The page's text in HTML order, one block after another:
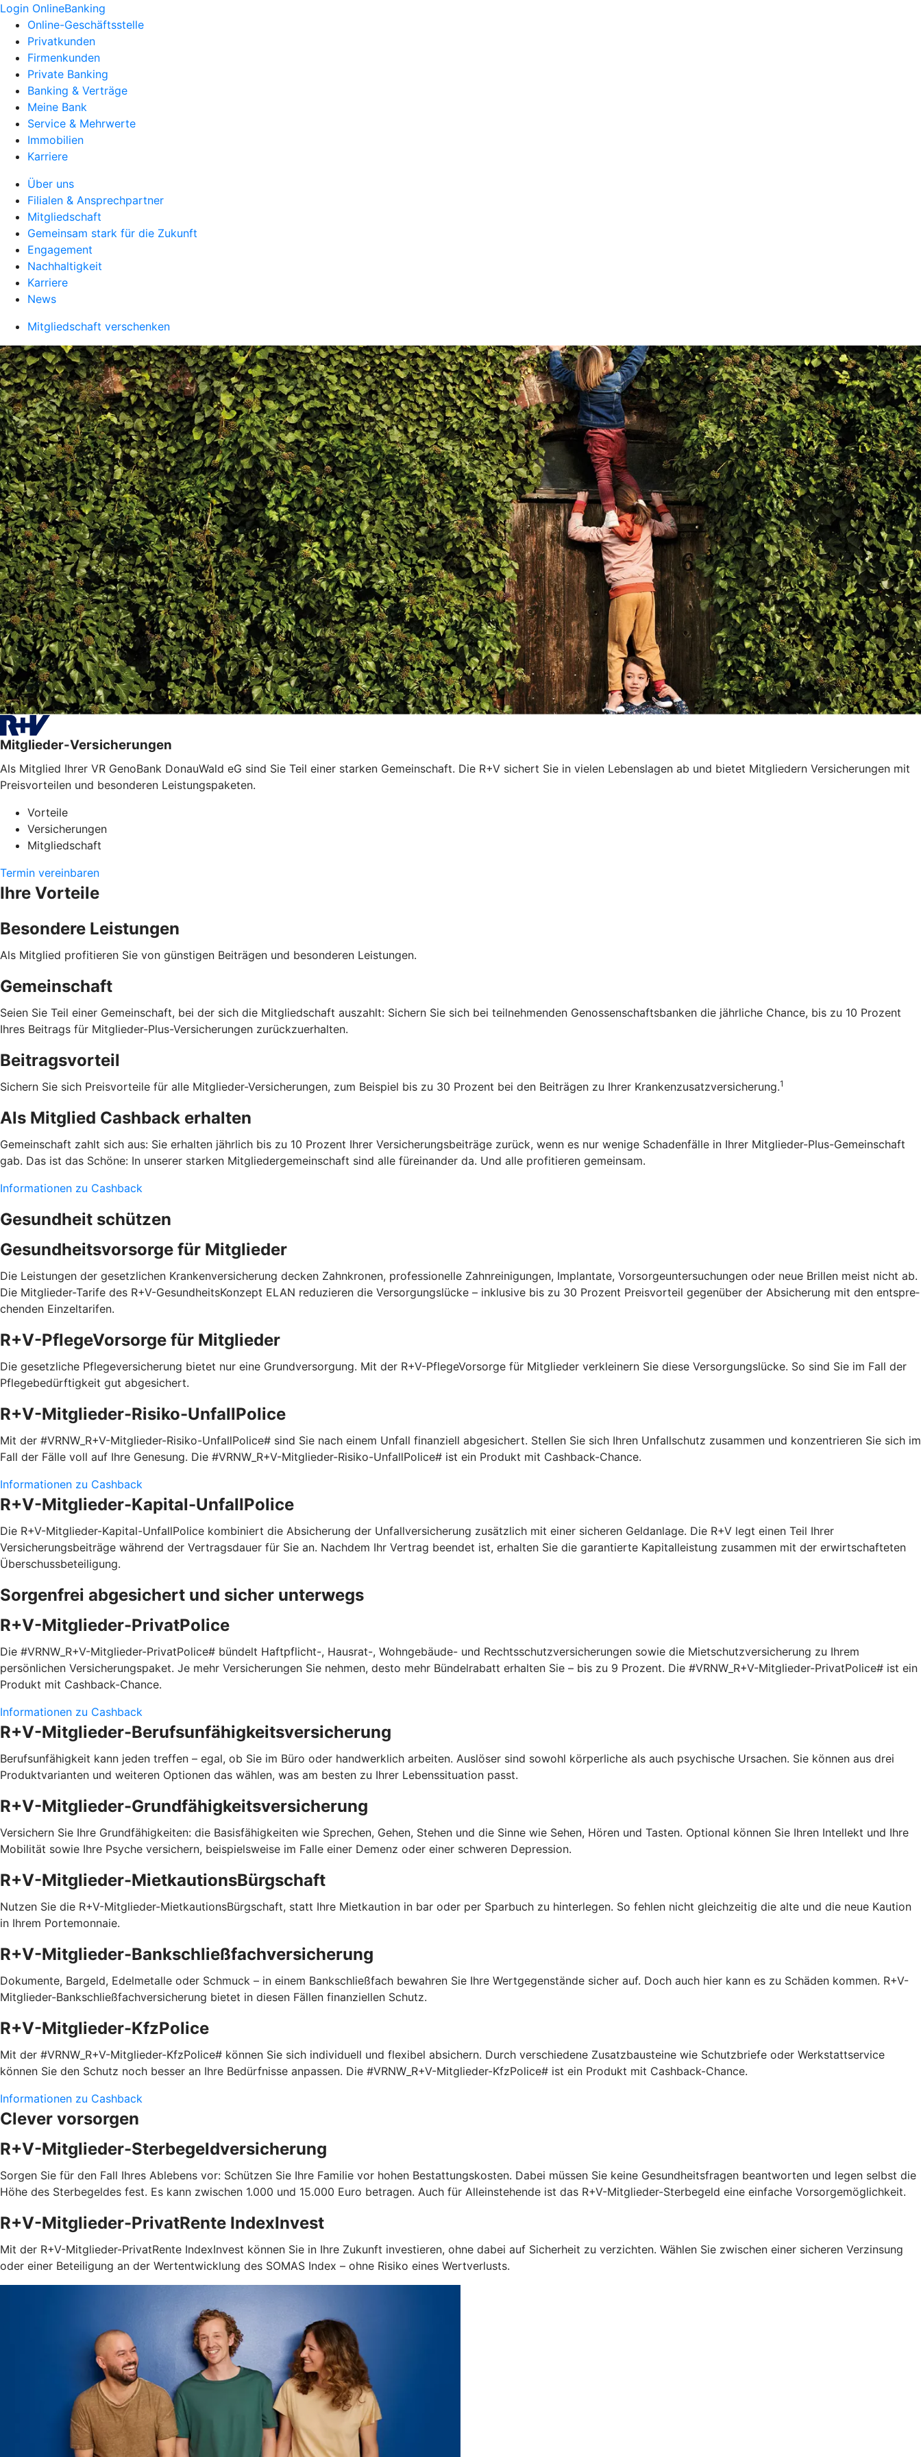
Login OnlineBanking
Online-Geschäftsstelle
Privatkunden
Firmenkunden
Private Banking
Banking & Verträge
Meine Bank
Service & Mehrwerte
Immobilien
Karriere
Über uns
Filialen & Ansprechpartner
Mitgliedschaft
Gemeinsam stark für die Zukunft
Engagement
Nachhaltigkeit
Karriere
News
Mitgliedschaft verschenken
Mitglieder-Versicherungen
Als Mitglied Ihrer VR GenoBank DonauWald eG sind Sie Teil einer starken Gemeinschaft. Die R+V sichert Sie in vielen Lebenslagen ab und bietet Mitgliedern Versicherungen mit
Preisvorteilen und besonderen Leistungspaketen.
Vorteile
Versicherungen
Mitgliedschaft
Termin vereinbaren
Ihre Vorteile
Besondere Leistungen
Als Mitglied profitieren Sie von günstigen Beiträgen und besonderen Leistungen.
Gemeinschaft
Seien Sie Teil einer Gemeinschaft, bei der sich die Mitgliedschaft auszahlt: Sichern Sie sich bei teilnehmenden Genossenschaftsbanken die jährliche Chance, bis zu 10 Prozent
Ihres Beitrags für Mitglieder-Plus-Versicherungen zurückzuerhalten.
Beitragsvorteil
Sichern Sie sich Preisvorteile für alle Mitglieder-Versicherungen, zum Beispiel bis zu 30 Prozent bei den Beiträgen zu Ihrer Krankenzusatzversicherung.1
Als Mitglied Cashback erhalten
Gemeinschaft zahlt sich aus: Sie erhalten jährlich bis zu 10 Prozent Ihrer Versicherungsbeiträge zurück, wenn es nur wenige Schadenfälle in Ihrer Mitglieder-Plus-Gemeinschaft
gab. Das ist das Schöne: In unserer starken Mitgliedergemeinschaft sind alle füreinander da. Und alle profitieren gemeinsam.
Informationen zu Cashback
Gesundheit schützen
Gesundheitsvorsorge für Mitglieder
Die Leistungen der gesetzlichen Krankenversicherung decken Zahnkronen, professionelle Zahnreinigungen, Implantate, Vorsorgeuntersuchungen oder neue Brillen meist nicht ab.
Die Mitglieder-Tarife des R+V-GesundheitsKonzept ELAN reduzieren die Versorgungslücke – inklusive bis zu 30 Prozent Preis­vorteil gegenüber der Absicherung mit den entspre­
chenden Einzel­tarifen.
R+V-PflegeVorsorge für Mitglieder
Die gesetzliche Pflegeversicherung bietet nur eine Grundversorgung. Mit der R+V-PflegeVorsorge für Mitglieder verkleinern Sie diese Versorgungslücke. So sind Sie im Fall der
Pflegebedürftigkeit gut abgesichert.
R+V-Mitglieder-Risiko-UnfallPolice
Mit der #VRNW_R+V-Mitglieder-Risiko-UnfallPolice# sind Sie nach einem Unfall finanziell abgesichert. Stellen Sie sich Ihren Unfallschutz zusammen und konzentrieren Sie sich im
Fall der Fälle voll auf Ihre Genesung. Die #VRNW_R+V-Mitglieder-Risiko-UnfallPolice# ist ein Produkt mit Cashback-Chance.
Informationen zu Cashback
R+V-Mitglieder-Kapital-UnfallPolice
Die R+V-Mitglieder-Kapital-UnfallPolice kombiniert die Absicherung der Unfallversicherung zusätzlich mit einer sicheren Geldanlage. Die R+V legt einen Teil Ihrer
Versicherungsbeiträge während der Vertragsdauer für Sie an. Nachdem Ihr Vertrag beendet ist, erhalten Sie die garantierte Kapitalleistung zusammen mit der erwirtschafteten
Überschussbeteiligung.
Sorgenfrei abgesichert und sicher unterwegs
R+V-Mitglieder-PrivatPolice
Die #VRNW_R+V-Mitglieder-PrivatPolice# bündelt Haftpflicht-, Hausrat-, Wohngebäude- und Rechtsschutzversicherungen sowie die Mietschutzversicherung zu Ihrem
persönlichen Versicherungspaket. Je mehr Versicherungen Sie nehmen, desto mehr Bündelrabatt erhalten Sie – bis zu 9 Prozent. Die #VRNW_R+V-Mitglieder-PrivatPolice# ist ein
Produkt mit Cashback-Chance.
Informationen zu Cashback
R+V-Mitglieder-Berufsunfähigkeitsversicherung
Berufsunfähigkeit kann jeden treffen – egal, ob Sie im Büro oder handwerklich arbeiten. Auslöser sind sowohl körperliche als auch psychische Ursachen. Sie können aus drei
Produktvarianten und weiteren Optionen das wählen, was am besten zu Ihrer Lebenssituation passt.
R+V-Mitglieder-Grundfähigkeitsversicherung
Versichern Sie Ihre Grundfähigkeiten: die Basisfähigkeiten wie Sprechen, Gehen, Stehen und die Sinne wie Sehen, Hören und Tasten. Optional können Sie Ihren Intellekt und Ihre
Mobilität sowie Ihre Psyche versichern, beispielsweise im Falle einer Demenz oder einer schweren Depression.
R+V-Mitglieder-MietkautionsBürgschaft
Nutzen Sie die R+V-Mitglieder-MietkautionsBürgschaft, statt Ihre Mietkaution in bar oder per Sparbuch zu hinterlegen. So fehlen nicht gleichzeitig die alte und die neue Kaution
in Ihrem Portemonnaie.
R+V-Mitglieder-Bankschließfachversicherung
Dokumente, Bargeld, Edelmetalle oder Schmuck – in einem Bankschließfach bewahren Sie Ihre Wertgegenstände sicher auf. Doch auch hier kann es zu Schäden kommen. R+V-
Mitglieder-Bankschließfachversicherung bietet in diesen Fällen finanziellen Schutz.
R+V-Mitglieder-KfzPolice
Mit der #VRNW_R+V-Mitglieder-KfzPolice# können Sie sich individuell und flexibel absichern. Durch verschiedene Zusatzbausteine wie Schutzbriefe oder Werkstattservice
können Sie den Schutz noch besser an Ihre Bedürfnisse anpassen. Die #VRNW_R+V-Mitglieder-KfzPolice# ist ein Produkt mit Cashback-Chance.
Informationen zu Cashback
Clever vorsorgen
R+V-Mitglieder-Sterbegeldversicherung
Sorgen Sie für den Fall Ihres Ablebens vor: Schützen Sie Ihre Familie vor hohen Bestattungskosten. Dabei müssen Sie keine Gesundheitsfragen beantworten und legen selbst die
Höhe des Sterbegeldes fest. Es kann zwischen 1.000 und 15.000 Euro betragen. Auch für Alleinstehende ist das R+V-Mitglieder-Sterbegeld eine einfache Vorsorgemöglichkeit.
R+V-Mitglieder-PrivatRente IndexInvest
Mit der R+V-Mitglieder-PrivatRente IndexInvest können Sie in Ihre Zukunft investieren, ohne dabei auf Sicherheit zu verzichten. Wählen Sie zwischen einer sicheren Verzinsung
oder einer Beteiligung an der Wertentwicklung des SOMAS Index – ohne Risiko eines Wertverlusts.